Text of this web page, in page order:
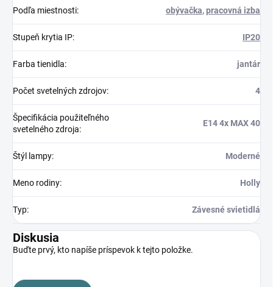
Podľa miestnosti: obývačka,pracovná izba
Stupeň krytia IP: IP20
Farba tienidla: jantár
Počet svetelných zdrojov: 4
Špecifikácia použiteľného
svetelného zdroja:
E14 4x MAX 40
Štýl lampy: Moderné
Meno rodiny: Holly
Typ: Závesné svietidlá
Diskusia
Buďte prvý, kto napíše príspevok k tejto položke.